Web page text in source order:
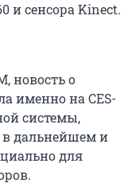
и сенсора Kinect.
новость о
именно на CES-
системы,
дальнейшем и
для